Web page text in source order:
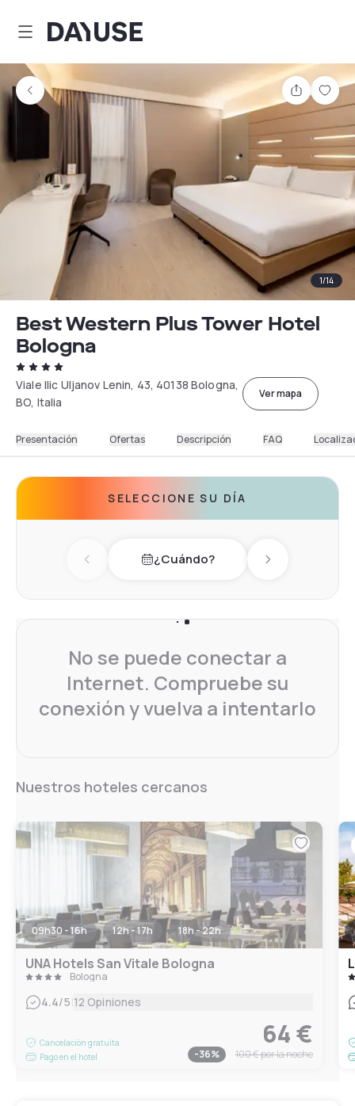
Dayuse
1/14
Best Western Plus Tower Hotel
Bologna
Viale Ilic Uljanov Lenin, 43, 40138 Bologna,
BO, Italia
Ver mapa
Presentación Ofertas Descripción FAQ
SELECCIONE SU DÍA
Previous day¿Cuándo? Next day
No se puede conectar a
Internet. Compruebe su
conexión y vuelva a intentarlo
Nuestros hoteles cercanos
09h30 - 16h 12h - 17h 18h - 22h
UNA Hotels San Vitale Bologna
Bologna
4.4/5 12 Opiniones
Cancelación gratuita
Pago en el hotel
64 €
-36% 100 €por la noche